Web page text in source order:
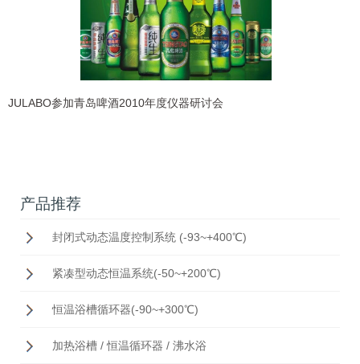
JULABO参加青岛啤酒2010年度仪器研讨会
产品推荐
封闭式动态温度控制系统 (-93~+400℃)
紧凑型动态恒温系统(-50~+200℃)
恒温浴槽循环器(-90~+300℃)
加热浴槽 / 恒温循环器 / 沸水浴